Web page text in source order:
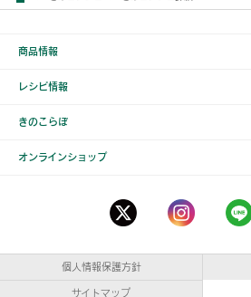
商品情報
レシピ情報
きのこらぼ
オンラインショップ
個人情報保護方針
サイトマップ